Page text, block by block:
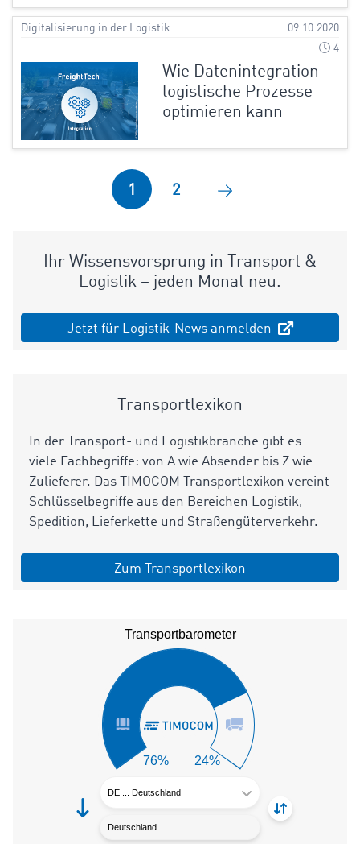
Digitalisierung in der Logistik
09.10.2020
4
Wie Datenintegration
logistische Prozesse
optimieren kann
1 2
Ihr Wissensvorsprung in Transport &
Logistik – jeden Monat neu.
Jetzt für Logistik-News anmelden
Transportlexikon
In der Transport- und Logistikbranche gibt es
viele Fachbegriffe: von A wie Absender bis Z wie
Zulieferer. Das TIMOCOM Transportlexikon vereint
Schlüsselbegriffe aus den Bereichen Logistik,
Spedition, Lieferkette und Straßengüterverkehr.
Zum Transportlexikon